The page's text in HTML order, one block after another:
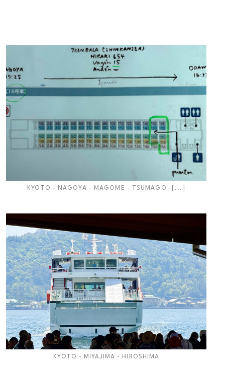
KYOTO - NAGOYA - MAGOME - TSUMAGO -[...]
KYOTO - MIYAJIMA - HIROSHIMA